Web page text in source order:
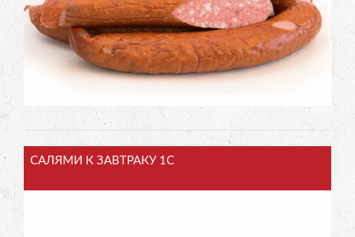
САЛЯМИ К ЗАВТРАКУ 1С